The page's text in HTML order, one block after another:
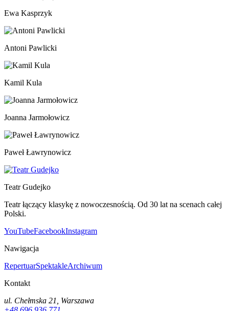
Ewa Kasprzyk
Antoni Pawlicki
Kamil Kula
Joanna Jarmołowicz
Paweł Ławrynowicz
Teatr Gudejko
Teatr łączący klasykę z nowoczesnością. Od 30 lat na scenach całej
Polski.
YouTubeFacebookInstagram
Nawigacja
RepertuarSpektakleArchiwum
Kontakt
ul. Chełmska 21, Warszawa